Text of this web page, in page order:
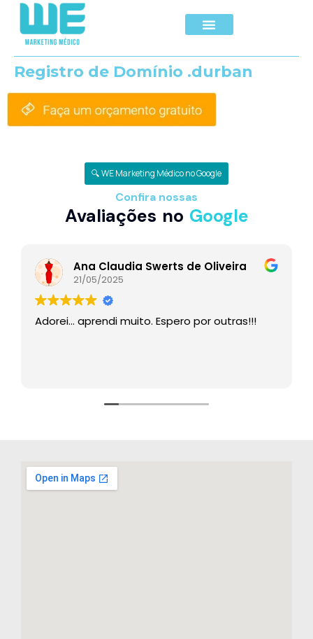
Registro de Domínio .durban
🔍 WE Marketing Médico no Google
Confira nossas
Avaliações no Google
Ana Claudia Swerts de Oliveira
21/05/2025
Adorei… aprendi muito. Espero por outras!!!